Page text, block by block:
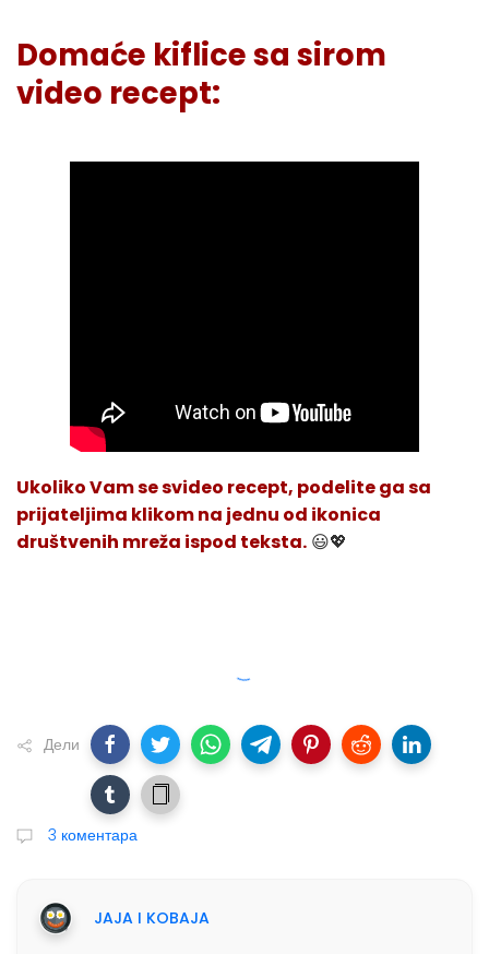
Domaće kiflice sa sirom
video recept:
Ukoliko Vam se svideo recept, podelite ga sa
prijateljima klikom na jednu od ikonica
društvenih mreža ispod teksta. 😃💖
Дели
3 коментара
JAJA I KOBAJA